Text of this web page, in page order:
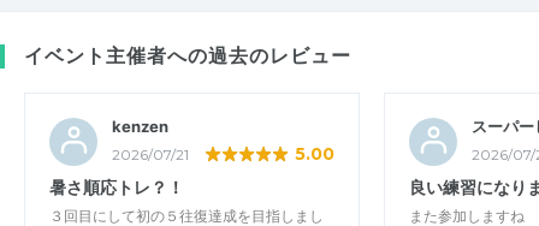
イベント主催者への過去のレビュー
kenzen
2026/07/21 5.00
暑さ順応トレ？！
３回目にして初の５往復達成を目指しまし
スーパ
2026/
良い練習になり
また参加しますね